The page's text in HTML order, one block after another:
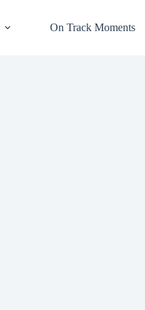
On Track Moments